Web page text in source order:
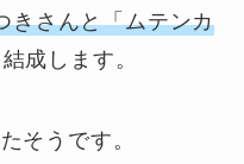
きさんと「ムテンカ
成します。
そうです。